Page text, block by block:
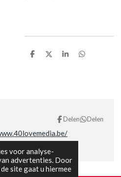
voor analyse-
advertenties. Door
site gaat u hiermee
D
D
S
D
Delen Delen